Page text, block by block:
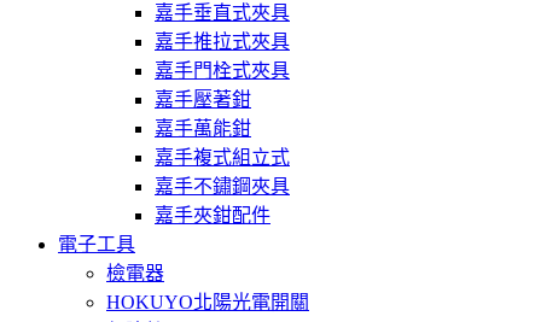
嘉手垂直式夾具
嘉手推拉式夾具
嘉手門栓式夾具
嘉手壓著鉗
嘉手萬能鉗
嘉手複式組立式
嘉手不鏽鋼夾具
嘉手夾鉗配件
電子工具
檢電器
HOKUYO北陽光電開關